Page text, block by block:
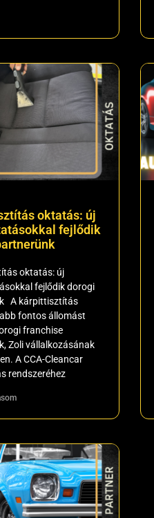
oktatás: új
fejlődik
oktatás: új
fejlődik dorogi
A kárpittisztítás
fontos állomást
franchise
Zoli vállalkozásának
A CCA-Cleancar
rendszeréhez